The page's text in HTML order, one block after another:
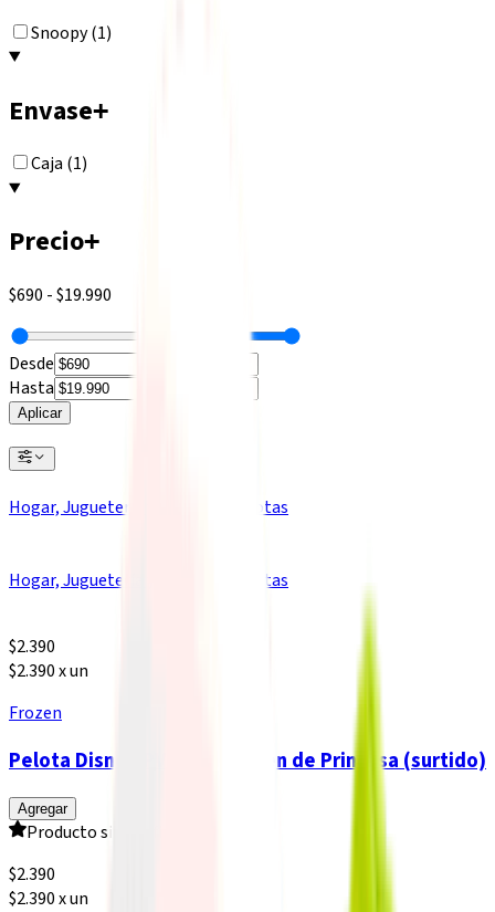
Snoopy (1)
Envase+
Caja (1)
Precio+
$690 -$19.990
Desde
Hasta
Aplicar
Hogar, Juguetería y Librería Mascotas
Hogar, Juguetería y Librería Mascotas
$2.390
$2.390 x un
Frozen
Pelota Disney PVC con Imagen de Princesa (surtido)
Agregar
Producto sin calificar
$2.390
$2.390 x un